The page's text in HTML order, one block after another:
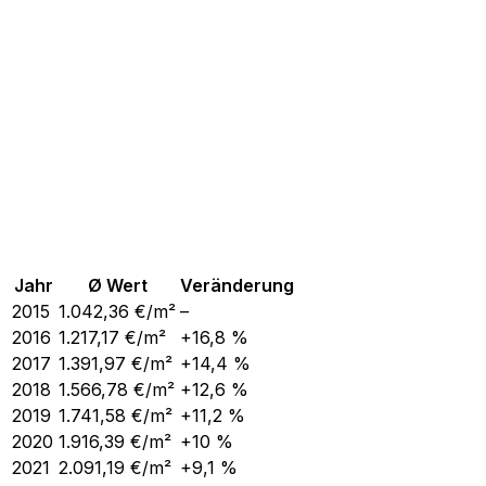
Jahr Ø Wert
Veränderung
2015 1.042,36 €/m² –
2016 1.217,17 €/m²
+16,8 %
2017 1.391,97 €/m² +14,4 %
2018 1.566,78 €/m² +12,6 %
2019 1.741,58 €/m² +11,2 %
2020 1.916,39 €/m² +10 %
2021 2.091,19 €/m² +9,1 %